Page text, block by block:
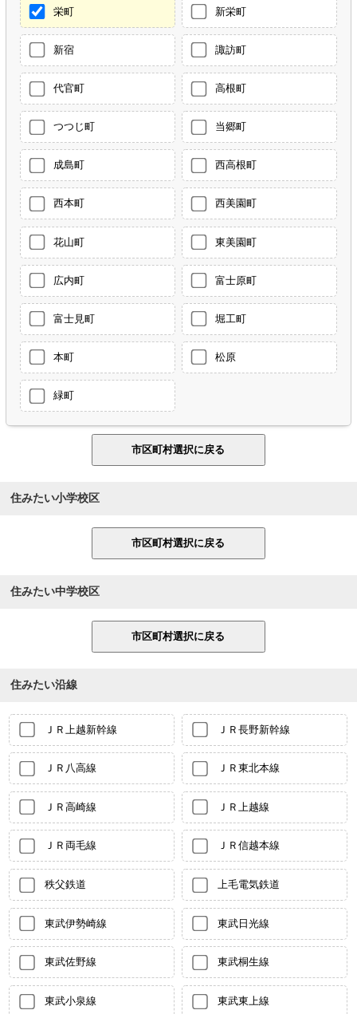
栄町 新栄町
新宿 諏訪町
代官町 高根町
つつじ町 当郷町
成島町 西高根町
西本町 西美園町
花山町 東美園町
広内町 富士原町
富士見町 堀工町
本町 松原
緑町
住みたい小学校区
住みたい中学校区
住みたい沿線
ＪＲ上越新幹線 ＪＲ長野新幹線
ＪＲ八高線 ＪＲ東北本線
ＪＲ高崎線 ＪＲ上越線
ＪＲ両毛線 ＪＲ信越本線
秩父鉄道 上毛電気鉄道
東武伊勢崎線 東武日光線
東武佐野線 東武桐生線
東武小泉線 東武東上線